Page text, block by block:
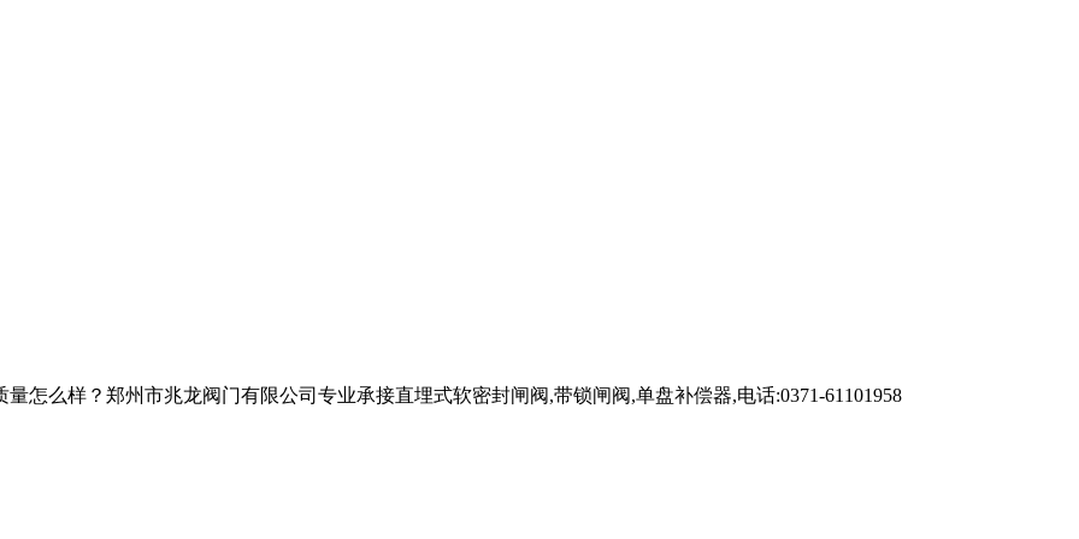
怎么样？郑州市兆龙阀门有限公司专业承接直埋式软密封闸阀,带锁闸阀,单盘补偿器,电话:0371-61101958